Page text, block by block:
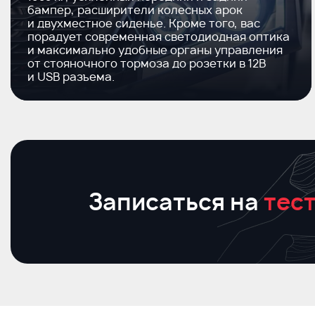
бампер, расширители колесных арок
и двухместное сиденье. Кроме того, вас
порадует современная светодиодная оптика
и максимально удобные органы управления
от стояночного тормоза до розетки в 12В
и USB разъема.
Записаться на